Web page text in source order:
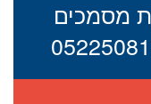
מסמכים